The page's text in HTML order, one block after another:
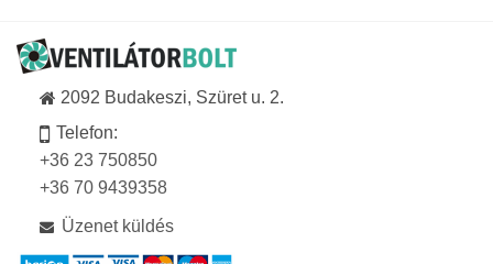
2092 Budakeszi, Szüret u. 2.
Telefon:
+36 23 750850
+36 70 9439358
Üzenet küldés